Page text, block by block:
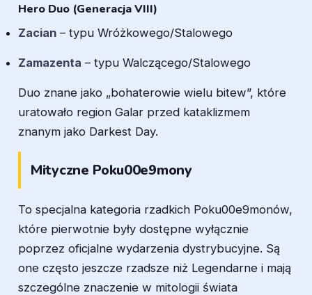
Hero Duo (Generacja VIII)
Zacian – typu Wróżkowego/Stalowego
Zamazenta – typu Walczącego/Stalowego
Duo znane jako „bohaterowie wielu bitew”, które
uratowało region Galar przed kataklizmem
znanym jako Darkest Day.
Mityczne Poku00e9mony
To specjalna kategoria rzadkich Poku00e9monów,
które pierwotnie były dostępne wyłącznie
poprzez oficjalne wydarzenia dystrybucyjne. Są
one często jeszcze rzadsze niż Legendarne i mają
szczególne znaczenie w mitologii świata